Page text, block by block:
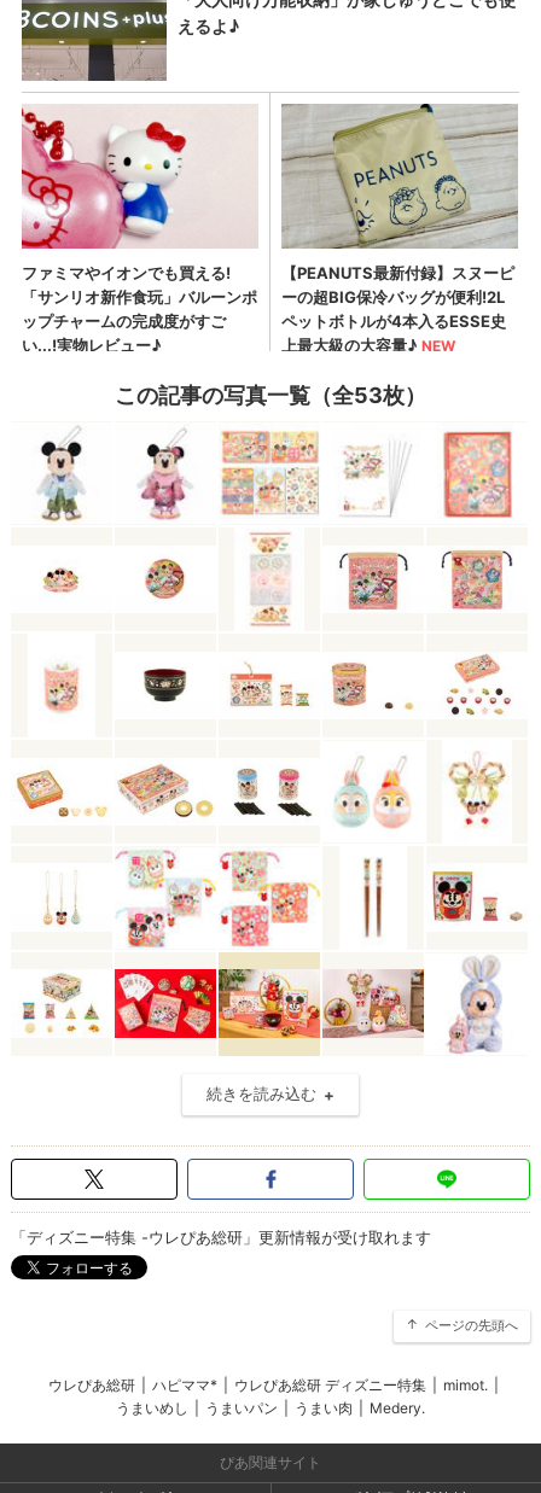
この記事の写真一覧（全53枚）
続きを読み込む
「ディズニー特集 -ウレぴあ総研」更新情報が受け取れます
ページの先頭へ
ウレぴあ総研 ハピママ* ウレぴあ総研 ディズニー特集 mimot.
うまいめし
うまいパン うまい肉 Medery.
ぴあ関連サイト